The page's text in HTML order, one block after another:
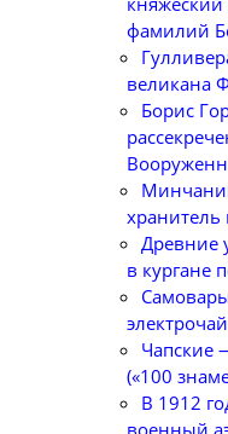
фамилий
великана
Борис
Древние
в кургане
Чапские
(«100
В 1912
военный